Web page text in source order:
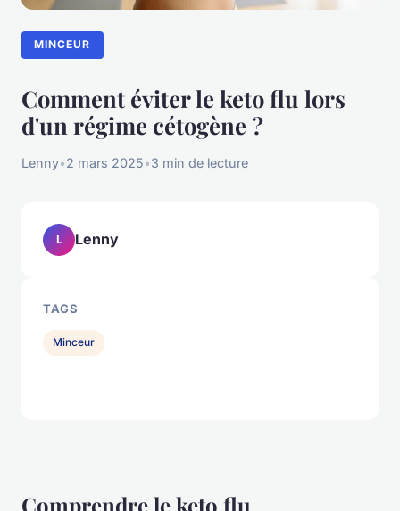
MINCEUR
Comment éviter le keto flu lors
d'un régime cétogène ?
Lenny•2 mars 2025•3 min de lecture
Comprendre le keto flu
L Lenny
TAGS
Minceur